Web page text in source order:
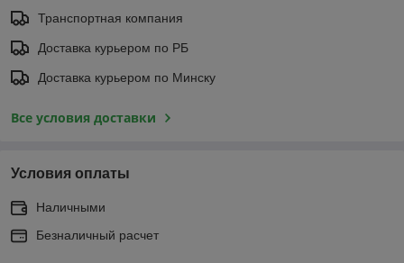
Транспортная компания
Доставка курьером по РБ
Доставка курьером по Минску
Все условия доставки
Условия оплаты
Наличными
Безналичный расчет